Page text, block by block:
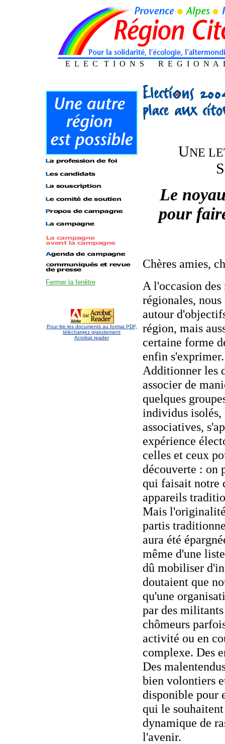
E L E C T I O N S R E G I O
Fermer la fenêtre
Pour lire les documents au format PDF,
téléchargez gratuitement
Acrobat reader
UNE
S
Le
pour
Chères amies,
A l'occasion
régionales,
autour
région, mais
certaine forme
enfin s'exprimer.
Additionner les
associer de
quelques
individus isolés,
associatives,
expérience
celles et ceux
découverte : on
qui faisait notre
appareils
Mais
partis
aura été
même d'une
dû mobiliser
doutaient que
qu'une
par des
chômeurs
activité ou en
complexe. Des
Des
bien volontiers
disponible pour
qui le
dynamique de
l'avenir.